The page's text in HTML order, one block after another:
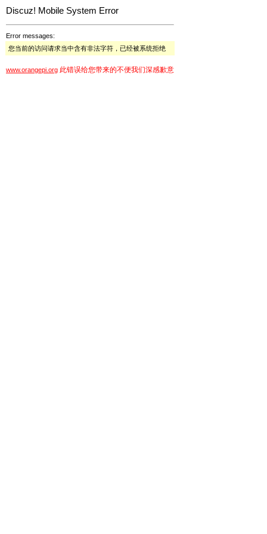
Discuz! Mobile System Error
Error messages:
您当前的访问请求当中含有非法字符，已经被系统拒绝
www.orangepi.org 此错误给您带来的不便我们深感歉意